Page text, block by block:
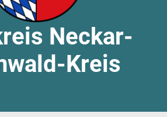
Neckar-
Kreis